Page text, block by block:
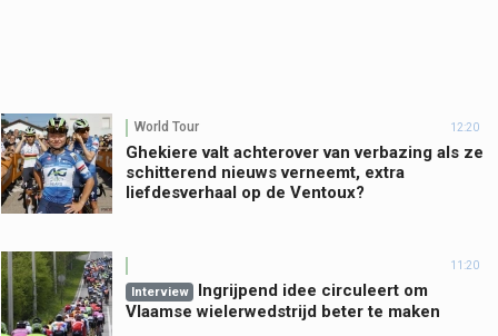
World Tour 12:20
Ghekiere valt achterover van verbazing als ze
schitterend nieuws verneemt, extra
liefdesverhaal op de Ventoux?
11:20
Interview
Ingrijpend idee circuleert om
Vlaamse wielerwedstrijd beter te maken